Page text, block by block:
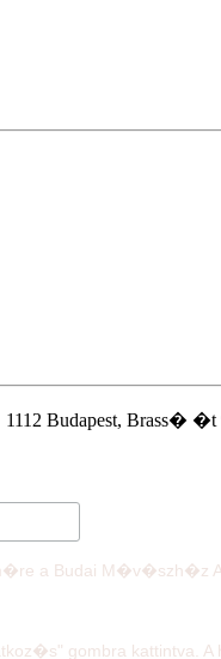
Budapest, Brass�
a Budai
gombra kattintva. A